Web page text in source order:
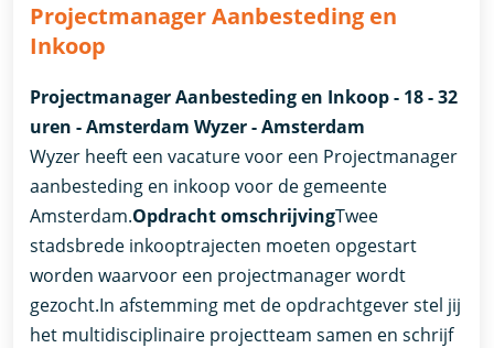
Projectmanager Aanbesteding en
Inkoop
Projectmanager Aanbesteding en Inkoop - 18 - 32
uren - Amsterdam Wyzer - Amsterdam
Wyzer heeft een vacature voor een Projectmanager
aanbesteding en inkoop voor de gemeente
Amsterdam.Opdracht omschrijvingTwee
stadsbrede inkooptrajecten moeten opgestart
worden waarvoor een projectmanager wordt
gezocht.In afstemming met de opdrachtgever stel jij
het multidisciplinaire projectteam samen en schrijf